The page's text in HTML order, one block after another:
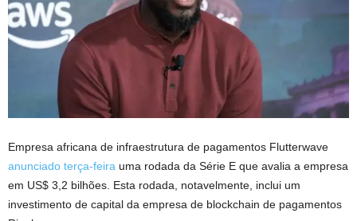
Empresa africana de infraestrutura de pagamentos Flutterwave
anunciado terça-feira uma rodada da Série E que avalia a empresa
em US$ 3,2 bilhões. Esta rodada, notavelmente, inclui um
investimento de capital da empresa de blockchain de pagamentos